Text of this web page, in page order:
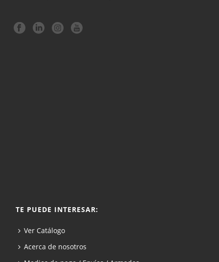
TE PUEDE INTERESAR:
Ver Catálogo
Acerca de nosotros